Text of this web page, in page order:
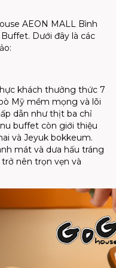
AEON MALL Bình
Dưới đây là các
khách thưởng thức 7
Mỹ mềm mọng và lõi
dẫn như thịt ba chỉ
buffet còn giới thiệu
và Jeyuk bokkeum.
mát và dưa hấu tráng
nên trọn vẹn và